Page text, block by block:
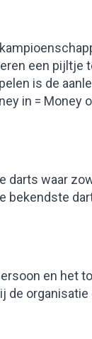
een pijltje
is de
in = Money
darts waar
bekendste
en het
de organisatie